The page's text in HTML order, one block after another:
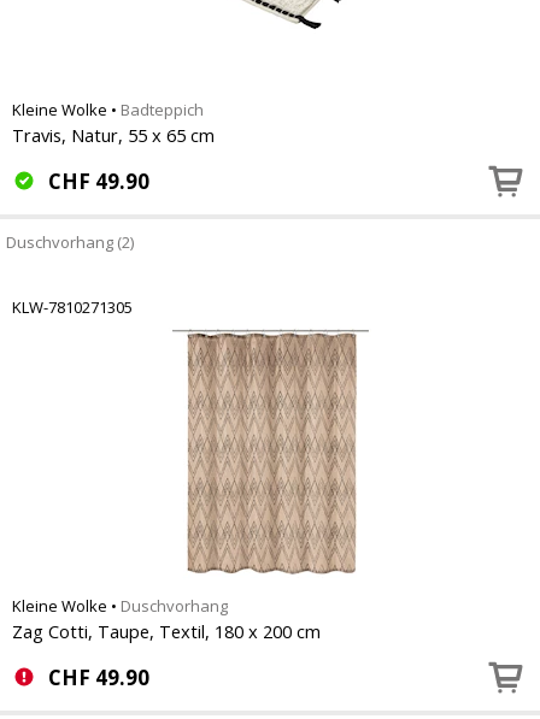
Kleine Wolke • Badteppich
Travis, Natur, 55 x 65 cm
CHF 49.90
Duschvorhang (2)
KLW-7810271305
Kleine Wolke • Duschvorhang
Zag Cotti, Taupe, Textil, 180 x 200 cm
CHF 49.90